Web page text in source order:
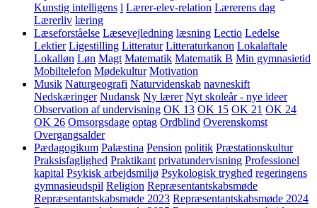
Kunstig intelligens l Lærer-elev-relation Lærerens dag
Lærerliv læring
Læseforståelse Læsevejledning læsning Lectio Ledelse
Lektier Ligestilling Litteratur Litteraturkanon Lokalaftale
Lokalløn Løn Magt Matematik Matematik B Min gymnasietid
Mobiltelefon Mødekultur Motivation
Musik Naturgeografi Naturvidenskab navneskift
Nedskæringer Nudansk Ny lærer Nyt skoleår - nye ideer
Observation af undervisning OK 13 OK 15 OK 21 OK 24
OK 26 Omsorgsdage optag Ordblind Overenskomst
Overgangsalder
Pædagogikum Palæstina Pension politik Præstationskultur
Praksisfaglighed Praktikant privatundervisning Professionel
kapital Psykisk arbejdsmiljø Psykologisk tryghed regeringens
gymnasieudspil Religion Repræsentantskabsmøde
Repræsentantskabsmøde 2023 Repræsentantskabsmøde 2024